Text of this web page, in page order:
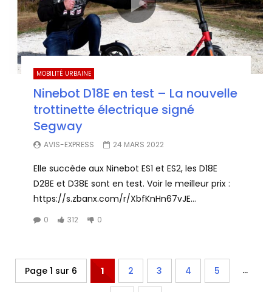
MOBILITÉ URBAINE
Ninebot D18E en test – La nouvelle
trottinette électrique signé
Segway
AVIS-EXPRESS 24 MARS 2022
Elle succède aux Ninebot ES1 et ES2, les D18E
D28E et D38E sont en test. Voir le meilleur prix :
https://s.zbanx.com/r/XbfKnHn67vJE...
0 312 0
Page 1 sur 6 1 2 3 4 5 ...